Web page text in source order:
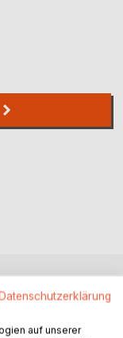
Datenschutzerklärung
auf unserer